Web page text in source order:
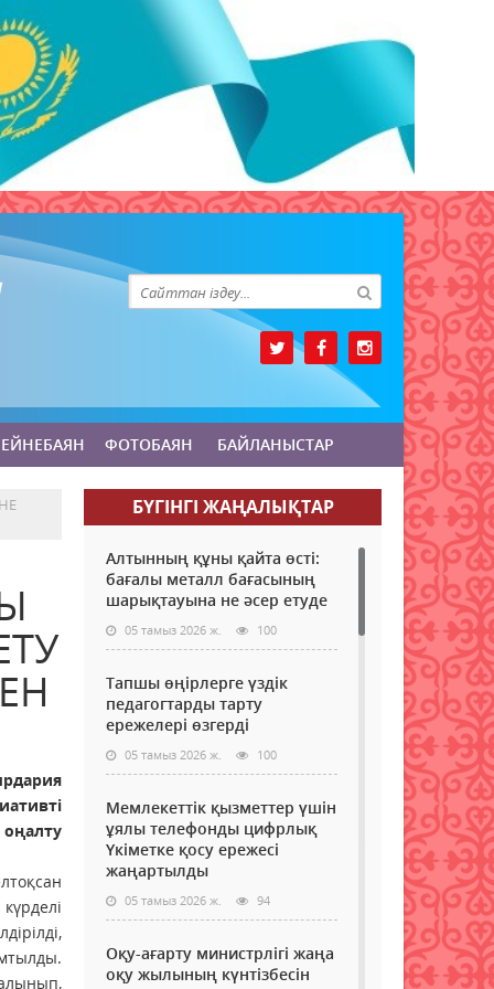
ФОТОБАЯН БАЙЛАНЫСТАР
БҮГІНГI ЖАҢАЛЫҚТАР
Алтынның құны қайта өсті:
бағалы металл бағасының
шарықтауына не әсер етуде
05 тамыз 2026 ж. 100
Тапшы өңірлерге үздік
педагогтарды тарту
ережелері өзгерді
05 тамыз 2026 ж. 100
Мемлекеттік қызметтер үшін
ұялы телефонды цифрлық
Үкіметке қосу ережесі
жаңартылды
05 тамыз 2026 ж. 94
Оқу-ағарту министрлігі жаңа
оқу жылының күнтізбесін